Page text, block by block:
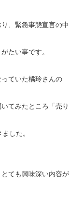
、緊急事態宣言の中
たい事です。
ていた橘玲さんの
てみたところ「売り
した。
ても興味深い内容が